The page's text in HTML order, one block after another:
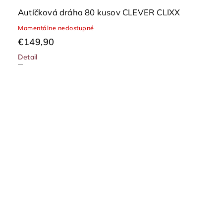
Autíčková dráha 80 kusov CLEVER CLIXX
Momentálne nedostupné
€149,90
Detail